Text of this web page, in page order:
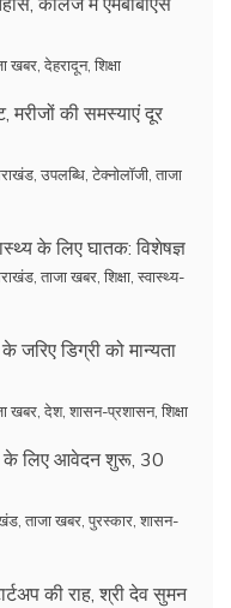
खबर देहरादून, शिक्षा
मरीजों की समस्याएं दूर
उपलब्धि टेक्नोलॉजी ताजा
के लिए घातक: विशेषज्ञ
ताजा खबर शिक्षा स्वास्थ्य-
डिग्री को मान्यता
खबर देश, शासन-प्रशासन, शिक्षा
के लिए आवेदन शुरू, 30
ताजा खबर पुरस्कार शासन-
की राह, श्री देव सुमन